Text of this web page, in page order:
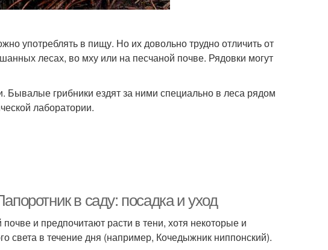
употреблять в пищу. Но их довольно трудно отличить от
лесах, во мху или на песчаной почве. Рядовки могут
Бывалые грибники ездят за ними специально в леса рядом
лаборатории.
в саду: посадка и уход
и предпочитают расти в тени, хотя некоторые и
света в течение дня (например, Кочедыжник ниппонский).